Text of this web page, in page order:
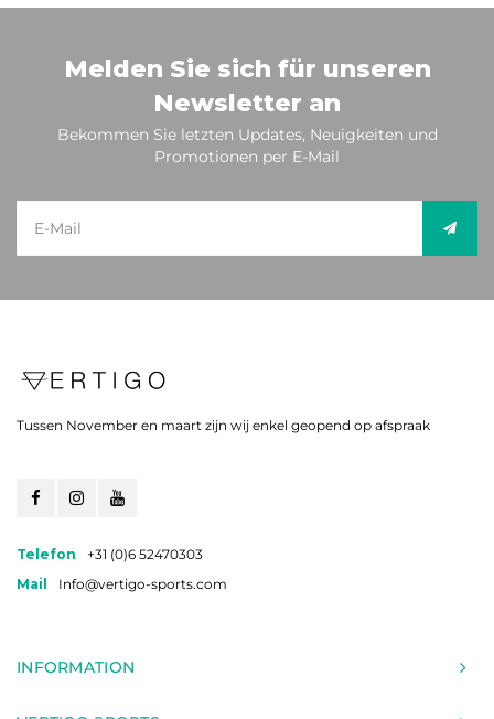
Melden Sie sich für unseren
Newsletter an
Bekommen Sie letzten Updates, Neuigkeiten und
Promotionen per E-Mail
Tussen November en maart zijn wij enkel geopend op afspraak
Telefon
+31 (0)6 52470303
Mail
Info@vertigo-sports.com
INFORMATION